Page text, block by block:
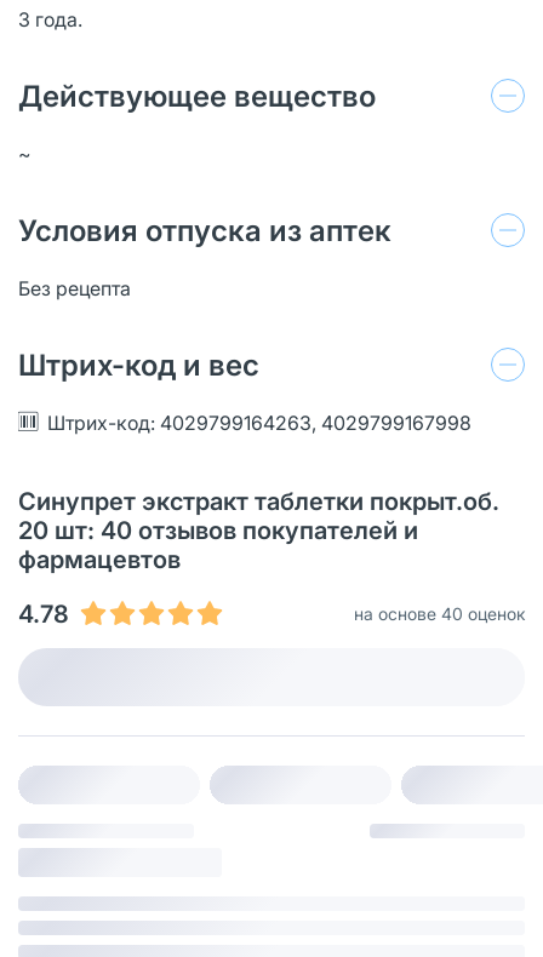
3 года.
Действующее вещество
~
Условия отпуска из аптек
Без рецепта
Штрих-код и вес
Штрих-код: 4029799164263, 4029799167998
Синупрет экстракт таблетки покрыт.об.
20 шт: 40 отзывов покупателей и
фармацевтов
4.78
на основе 40 оценок